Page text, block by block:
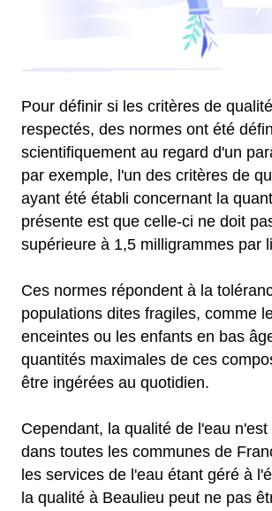
Pour définir si les critères de
respectés, des normes ont été
scientifiquement au regard d'un
par exemple, l'un des critères de
ayant été établi concernant la
présente est que celle-ci ne doit
supérieure à 1,5 milligrammes par
Ces normes répondent à la
populations dites fragiles, comme
enceintes ou les enfants en bas
quantités maximales de ces
être ingérées au quotidien.
Cependant, la qualité de l'eau
dans toutes les communes de
les services de l'eau étant géré à
la qualité à Beaulieu peut ne pas